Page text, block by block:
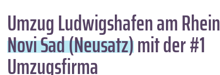
Umzug Ludwigshafen am Rhein
Novi Sad (Neusatz)mit der #1
Umzugsfirma